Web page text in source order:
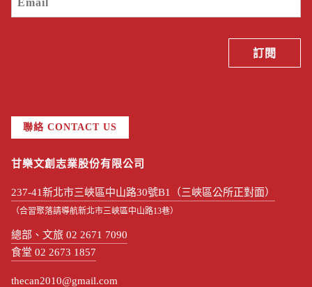
聯絡 CONTACT US
甘樂文創志業股份有限公司
237-41新北市三峽區中山路30號B1（三峽區公所正對面）
（合習聚落請導航新北市三峽區中山路13巷）
總部、文旅 02 2671 7090
食堂 02 2673 1857
thecan2010@gmail.com